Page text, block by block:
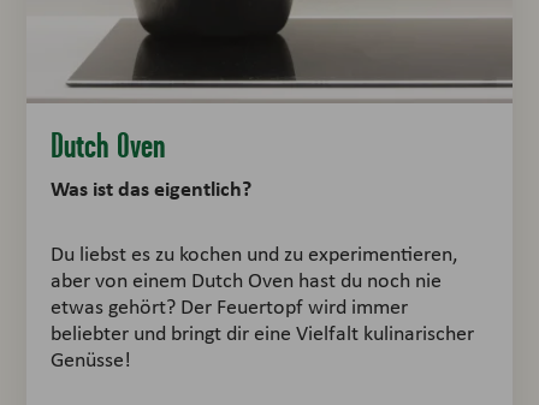
Dutch Oven
Was ist das eigentlich?
Du liebst es zu kochen und zu experimentieren,
aber von einem Dutch Oven hast du noch nie
etwas gehört? Der Feuertopf wird immer
beliebter und bringt dir eine Vielfalt kulinarischer
Genüsse!